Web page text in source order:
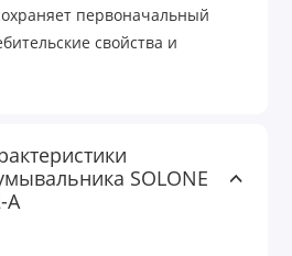
первоначальный
свойства и
SOLONE
A